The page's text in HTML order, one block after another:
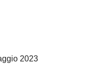
n. 216
2023